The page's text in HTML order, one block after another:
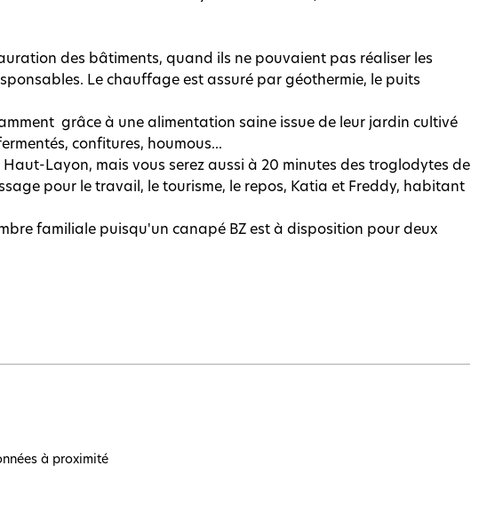
des bâtiments, quand ils ne pouvaient pas réaliser les
Le chauffage est assuré par géothermie, le puits
grâce à une alimentation saine issue de leur jardin cultivé
confitures, houmous...
Layon, mais vous serez aussi à 20 minutes des troglodytes de
pour le travail, le tourisme, le repos, Katia et Freddy, habitant
familiale puisqu'un canapé BZ est à disposition pour deux
à proximité